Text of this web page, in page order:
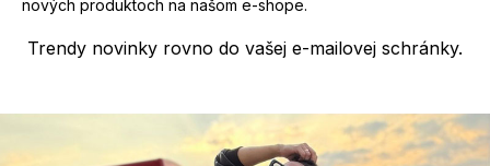
i
u
Trendy novinky rovno do vašej e-mailovej schránky.
nových produktoch na našom e-shope.